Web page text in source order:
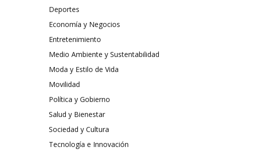
Deportes
Economía y Negocios
Entretenimiento
Medio Ambiente y Sustentabilidad
Moda y Estilo de Vida
Movilidad
Política y Gobierno
Salud y Bienestar
Sociedad y Cultura
Tecnología e Innovación